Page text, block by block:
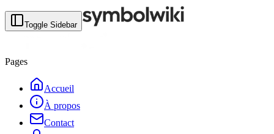
Toggle Sidebar
Pages
Accueil
À propos
Contact